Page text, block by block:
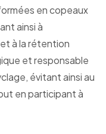
en copeaux
ainsi à
à la rétention
et responsable
évitant ainsi au
en participant à